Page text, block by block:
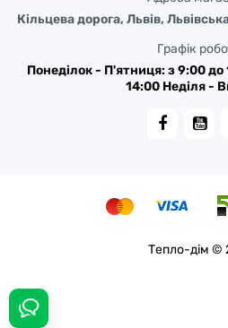
Кільцева дорога, Львів,
Графік
Понеділок - П'ятниця: з 9:00 до
14:00 Неділя -
Тепло-дім ©